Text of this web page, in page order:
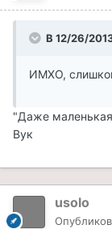
В 12/26/
ИМХО,
"Даже
Вук
usolo